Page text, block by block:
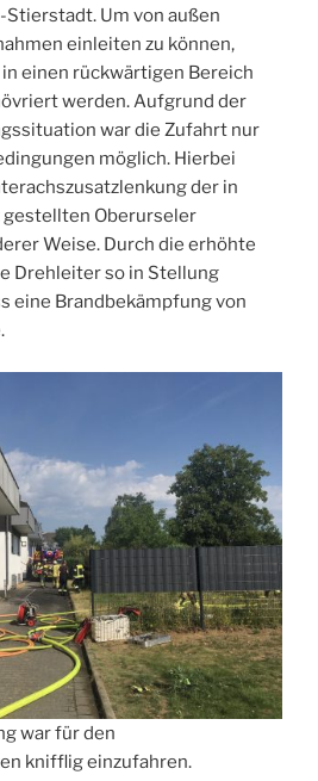
Um von außen
einleiten zu können,
einen rückwärtigen Bereich
werden. Aufgrund der
war die Zufahrt nur
möglich. Hierbei
der in
gestellten Oberurseler
Weise. Durch die erhöhte
Drehleiter so in Stellung
eine Brandbekämpfung von
war für den
knifflig einzufahren.